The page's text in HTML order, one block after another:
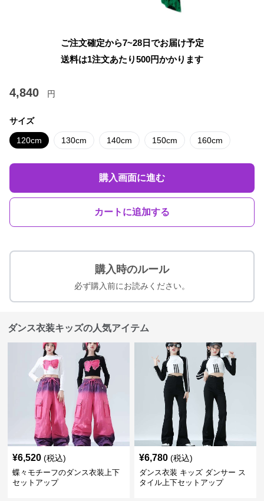
ご注文確定から7~28日でお届け予定
送料は1注文あたり500円かかります
4,840 円
サイズ
120cm 130cm 140cm 150cm 160cm
購入画面に進む
カートに追加する
購入時のルール
必ず購入前にお読みください。
ダンス衣装キッズの人気アイテム
¥6,520 (税込)
蝶々モチーフのダンス衣装上下
セットアップ
¥6,780 (税込)
ダンス衣装 キッズ ダンサー ス
タイル上下セットアップ